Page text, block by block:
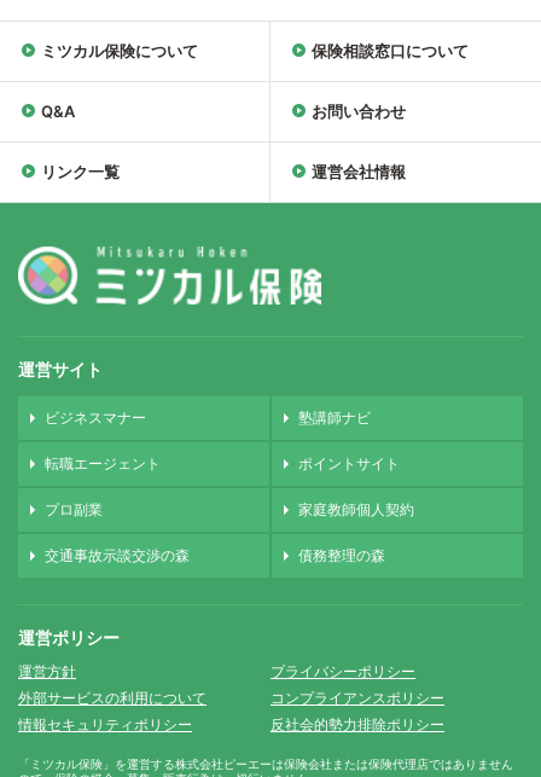
ミツカル保険について 保険相談窓口について
Q&A お問い合わせ
リンク一覧 運営会社情報
運営サイト
ビジネスマナー 塾講師ナビ
転職エージェント ポイントサイト
プロ副業 家庭教師個人契約
交通事故示談交渉の森 債務整理の森
運営ポリシー
運営方針
プライバシーポリシー
外部サービスの利用について
コンプライアンスポリシー
情報セキュリティポリシー
反社会的勢力排除ポリシー
「ミツカル保険」を運営する株式会社ピーエーは保険会社または保険代理店ではありません